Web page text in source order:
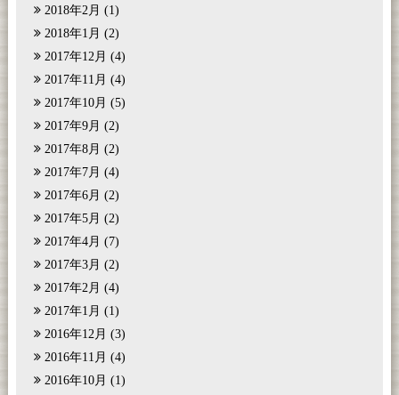
2018年2月 (1)
2018年1月 (2)
2017年12月 (4)
2017年11月 (4)
2017年10月 (5)
2017年9月 (2)
2017年8月 (2)
2017年7月 (4)
2017年6月 (2)
2017年5月 (2)
2017年4月 (7)
2017年3月 (2)
2017年2月 (4)
2017年1月 (1)
2016年12月 (3)
2016年11月 (4)
2016年10月 (1)